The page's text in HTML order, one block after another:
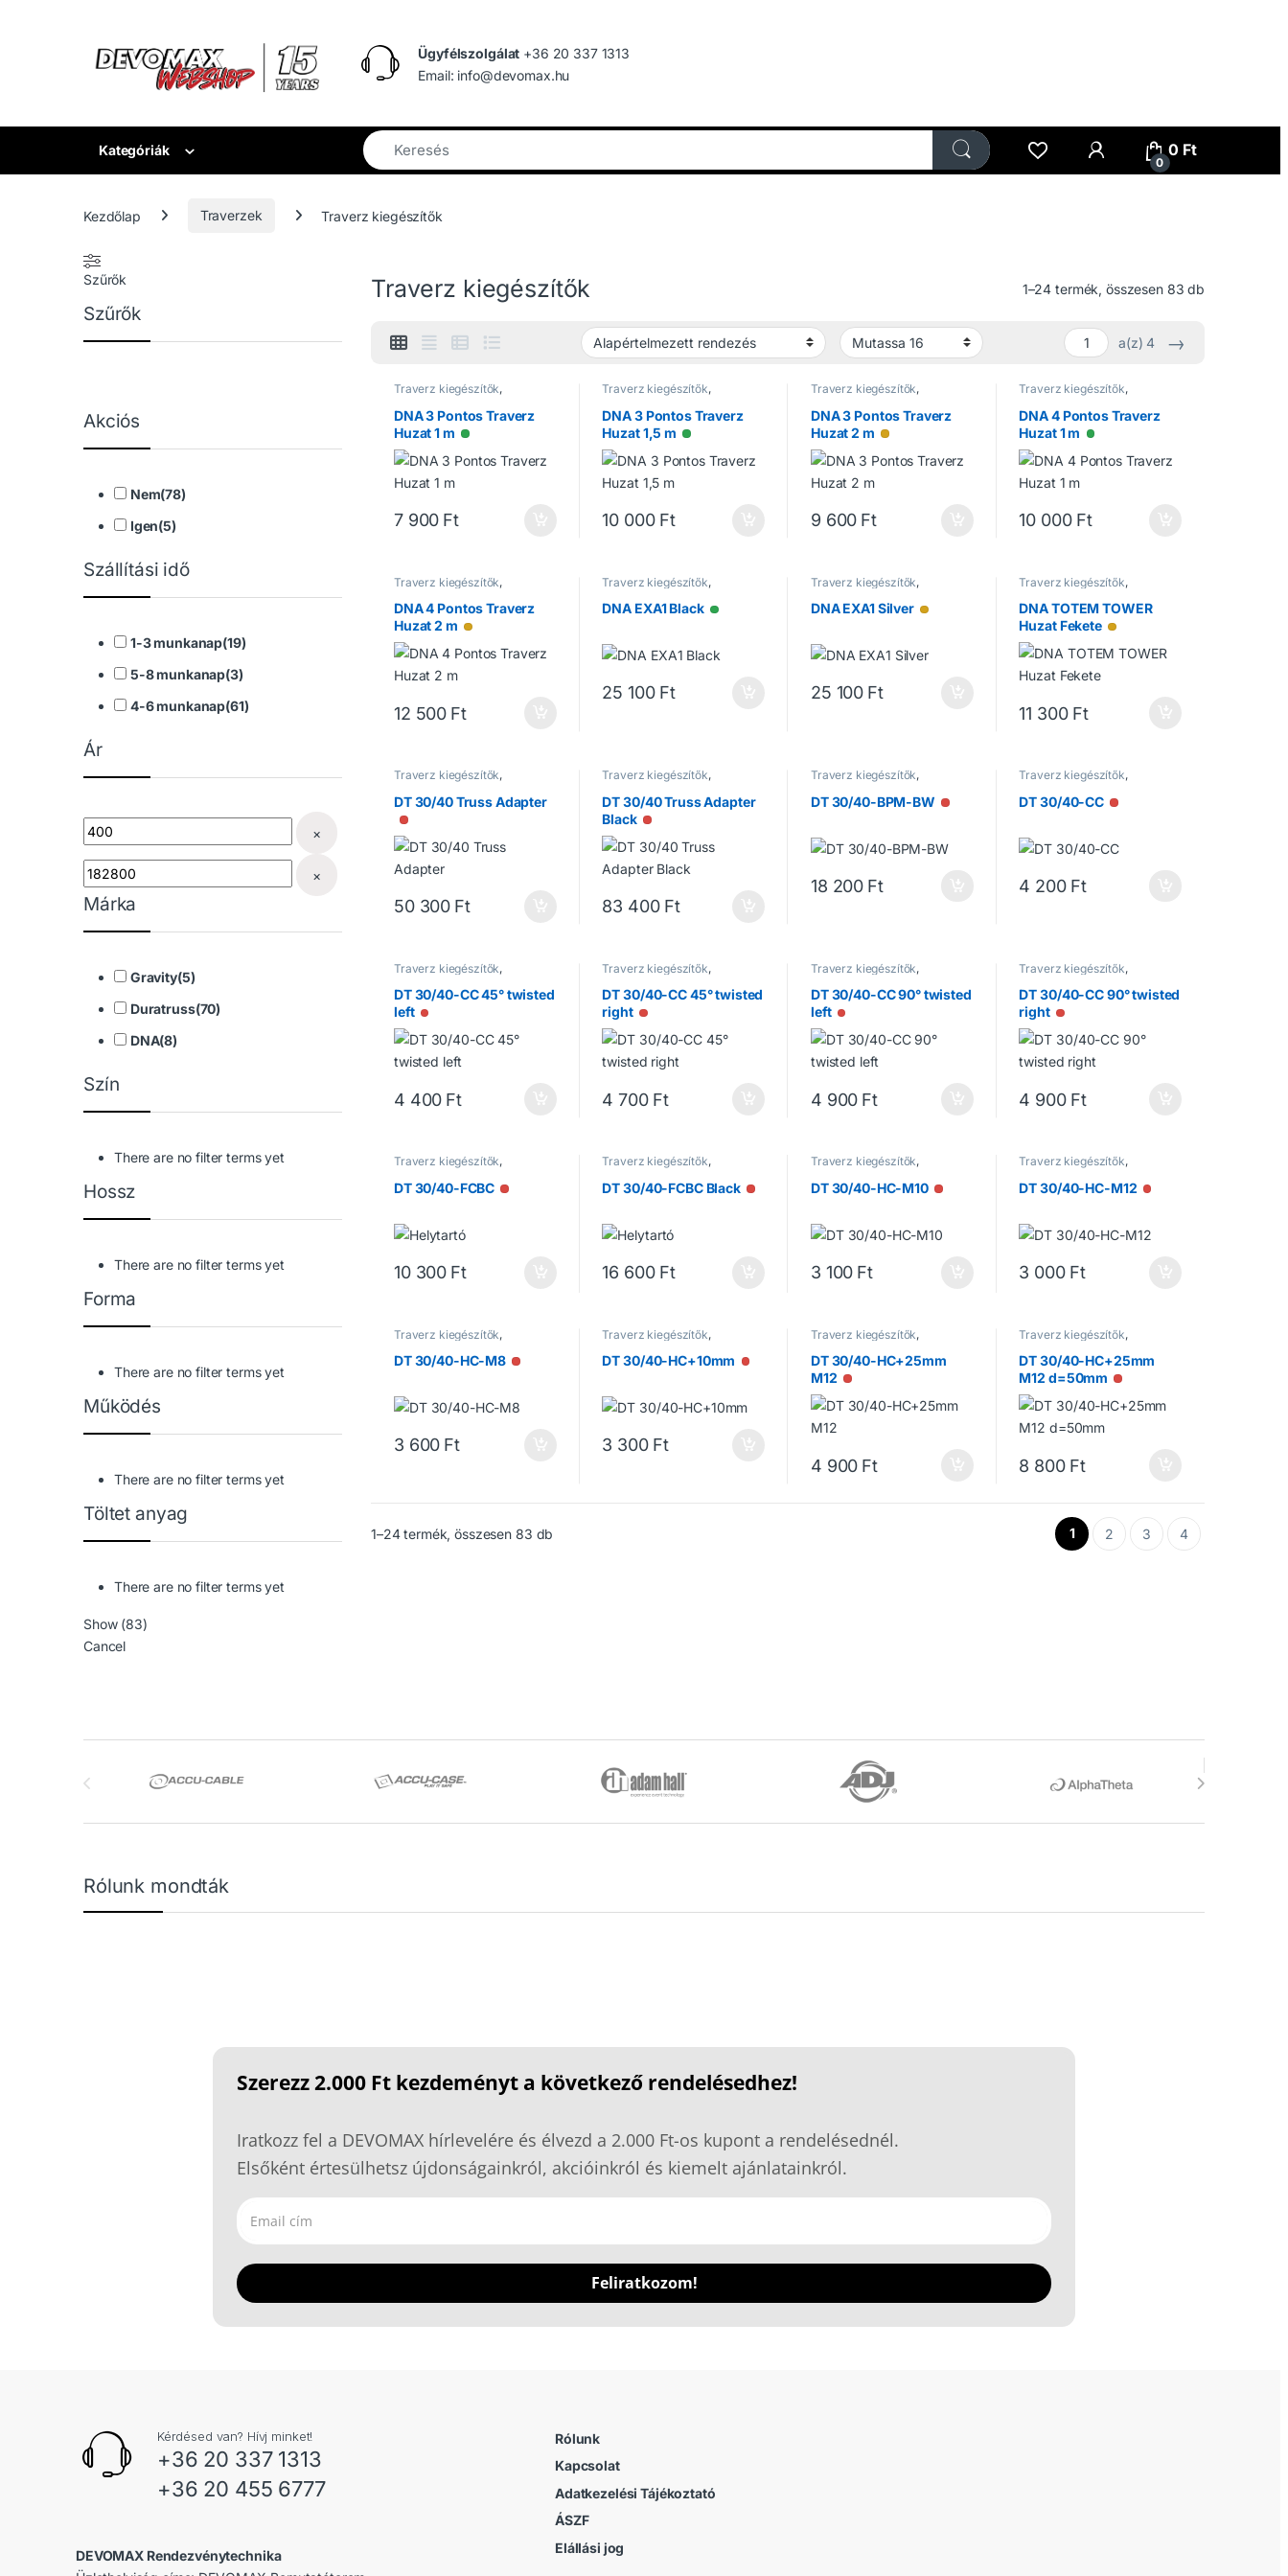
Ügyfélszolgálat +36 20 337 1313
Email: info@devomax.hu
Kategóriák My Account
0
0 Ft
Kezdőlap Traverzek Traverz kiegészítők
Traverz kiegészítők 1–24 termék, összesen 83 db
a(z) 4 →
Traverz kiegészítők,
DNA 3 Pontos Traverz
Huzat 1 m Elérhető
7 900 Ft
Traverz kiegészítők,
DNA 3 Pontos Traverz
Huzat 1,5 m Elérhető
10 000 Ft
Traverz kiegészítők,
DNA 3 Pontos Traverz
Huzat 2 m Alacsony raktárkészlet
9 600 Ft
Traverz kiegészítők,
DNA 4 Pontos Traverz
Huzat 1 m
Elérhető
10 000 Ft
Traverz kiegészítők,
DNA 4 Pontos Traverz
Huzat 2 m Alacsony raktárkészlet
12 500 Ft
Traverz kiegészítők,
DNA EXA1 Black Elérhető
25 100 Ft
Traverz kiegészítők,
DNA EXA1 Silver Alacsony raktárkészlet
25 100 Ft
Traverz kiegészítők,
DNA TOTEM TOWER
Huzat Fekete Alacsony raktárkészlet
11 300 Ft
Traverz kiegészítők,
DT 30/40 Truss Adapter
Nincs raktáron
50 300 Ft
Traverz kiegészítők,
DT 30/40 Truss Adapter
Black Nincs raktáron
83 400 Ft
Traverz kiegészítők,
DT 30/40-BPM-BW Nincs raktáron
18 200 Ft
Traverz kiegészítők,
DT 30/40-CC Nincs raktáron
4 200 Ft
Traverz kiegészítők,
DT 30/40-CC 45° twisted
left Nincs raktáron
4 400 Ft
Traverz kiegészítők,
DT 30/40-CC 45° twisted
right Nincs raktáron
4 700 Ft
Traverz kiegészítők,
DT 30/40-CC 90° twisted
left Nincs raktáron
4 900 Ft
Traverz kiegészítők,
DT 30/40-CC 90° twisted
right Nincs raktáron
4 900 Ft
Traverz kiegészítők,
DT 30/40-FCBC Nincs raktáron
10 300 Ft
Traverz kiegészítők,
DT 30/40-FCBC Black Nincs raktáron
16 600 Ft
Traverz kiegészítők,
DT 30/40-HC-M10 Nincs raktáron
3 100 Ft
Traverz kiegészítők,
DT 30/40-HC-M12 Nincs raktáron
3 000 Ft
Traverz kiegészítők,
DT 30/40-HC-M8 Nincs raktáron
3 600 Ft
Traverz kiegészítők,
DT 30/40-HC+10mm Nincs raktáron
3 300 Ft
Traverz kiegészítők,
DT 30/40-HC+25mm
M12 Nincs raktáron
4 900 Ft
Traverz kiegészítők,
DT 30/40-HC+25mm
M12 d=50mm
Nincs raktáron
8 800 Ft
1–24 termék, összesen 83 db 1 2 3 4
Szűrők
Szűrők
Akciós
Nem(78)
Igen(5)
Szállítási idő
1-3 munkanap(19)
5-8 munkanap(3)
4-6 munkanap(61)
Ár
×
×
Márka
Gravity(5)
Duratruss(70)
DNA(8)
Szín
There are no filter terms yet
Hossz
There are no filter terms yet
Forma
There are no filter terms yet
Működés
There are no filter terms yet
Töltet anyag
There are no filter terms yet
Show (83)
Cancel
Rólunk mondták
Szerezz 2.000 Ft kezdeményt a következő rendelésedhez!
Iratkozz fel a DEVOMAX hírlevelére és élvezd a 2.000 Ft-os kupont a rendelésednél.
Elsőként értesülhetsz újdonságainkról, akcióinkról és kiemelt ajánlatainkról.
Feliratkozom!
Kérdésed van? Hívj minket!
+36 20 337 1313
+36 20 455 6777
DEVOMAX Rendezvénytechnika
Rólunk
Kapcsolat
Adatkezelési Tájékoztató
ÁSZF
Elállási jog